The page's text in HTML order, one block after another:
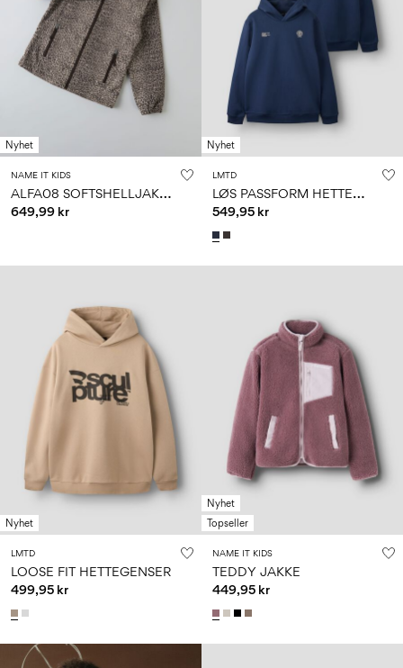
Nyhet
NAME IT KIDS
A
LFA08 SOFTSHELLJAKKE
649,99 kr
Nyhet
LMTD
L
ØS PASSFORM HETTEGENSER
549,95 kr
Nyhet
LMTD
LOOSE FIT HETTEGENSER
499,95 kr
Nyhet
Topseller
NAME IT KIDS
TEDDY JAKKE
449,95 kr